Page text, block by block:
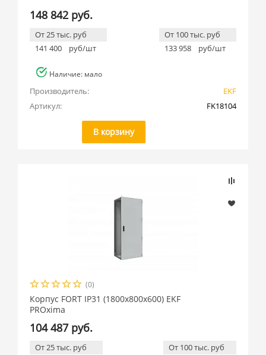
148 842 руб.
От 25 тыс. руб
141 400
руб/шт
От 100 тыс. руб
133 958
руб/шт
Наличие: мало
Производитель:
EKF
Артикул:
FK18104
В корзину
(0)
Корпус FORT IP31 (1800x800x600) EKF
PROxima
104 487 руб.
От 25 тыс. руб
От 100 тыс. руб